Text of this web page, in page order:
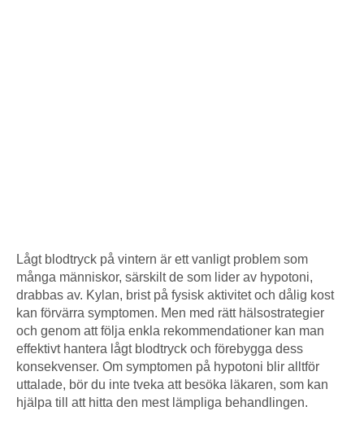
Lågt blodtryck på vintern är ett vanligt problem som
många människor, särskilt de som lider av hypotoni,
drabbas av. Kylan, brist på fysisk aktivitet och dålig kost
kan förvärra symptomen. Men med rätt hälsostrategier
och genom att följa enkla rekommendationer kan man
effektivt hantera lågt blodtryck och förebygga dess
konsekvenser. Om symptomen på hypotoni blir alltför
uttalade, bör du inte tveka att besöka läkaren, som kan
hjälpa till att hitta den mest lämpliga behandlingen.